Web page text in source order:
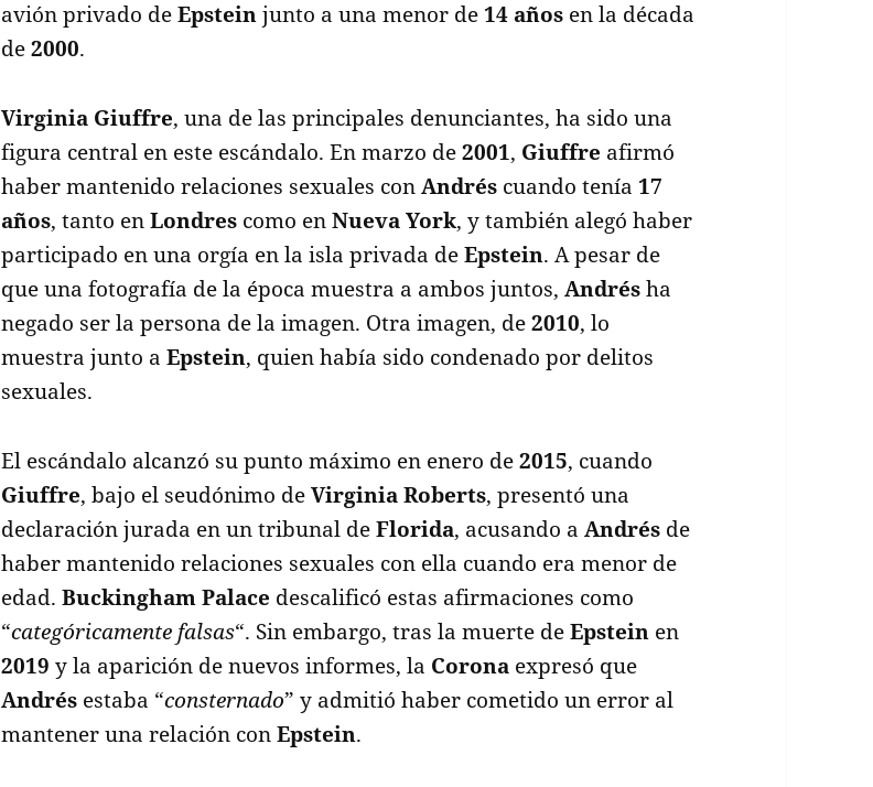
avión privado deEpsteinjunto a una menor de 14 años en la década
de2000.
Virginia Giuffre, una de las principales denunciantes, ha sido una
figura central en este escándalo. En marzo de2001, Giuffre afirmó
haber mantenido relaciones sexuales conAndrés cuando tenía 17
años, tanto enLondres como enNueva York, y también alegó haber
participado en una orgía en la isla privada deEpstein. A pesar de
que una fotografía de la época muestra a ambos juntos,Andrésha
negado ser la persona de la imagen. Otra imagen, de2010, lo
muestra junto aEpstein, quien había sido condenado por delitos
sexuales.
El escándalo alcanzó su punto máximo en enero de2015, cuando
Giuffre, bajo el seudónimo deVirginia Roberts, presentó una
declaración jurada en un tribunal deFlorida, acusando aAndrés de
haber mantenido relaciones sexuales con ella cuando era menor de
edad.Buckingham Palace descalificó estas afirmaciones como
“categóricamente falsas“. Sin embargo, tras la muerte deEpstein en
2019 y la aparición de nuevos informes, la Corona expresó que
Andrés estaba “consternado” y admitió haber cometido un error al
mantener una relación conEpstein.